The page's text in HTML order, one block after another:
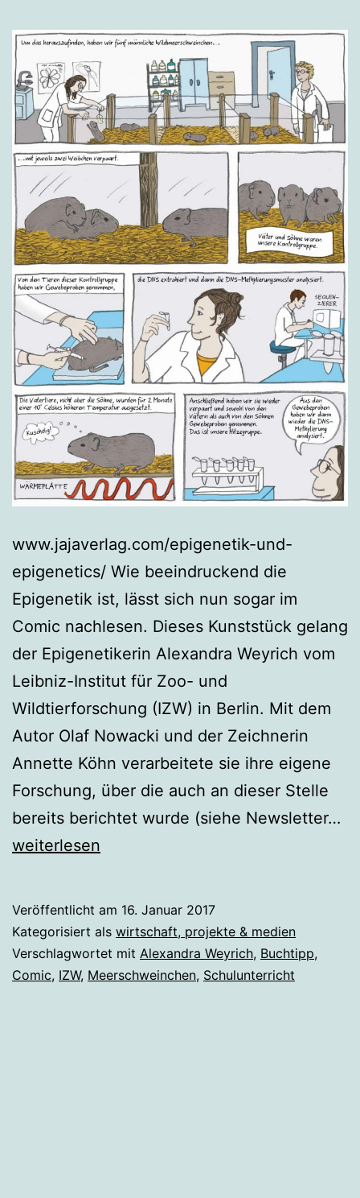
www.jajaverlag.com/epigenetik-und-
epigenetics/ Wie beeindruckend die
Epigenetik ist, lässt sich nun sogar im
Comic nachlesen. Dieses Kunststück gelang
der Epigenetikerin Alexandra Weyrich vom
Leibniz-Institut für Zoo- und
Wildtierforschung (IZW) in Berlin. Mit dem
Autor Olaf Nowacki und der Zeichnerin
Annette Köhn verarbeitete sie ihre eigene
Forschung, über die auch an dieser Stelle
bereits berichtet wurde (siehe Newsletter…
weiterlesen
Veröffentlicht am 16. Januar 2017
Kategorisiert als wirtschaft, projekte & medien
Verschlagwortet mit Alexandra Weyrich, Buchtipp,
Comic, IZW, Meerschweinchen, Schulunterricht